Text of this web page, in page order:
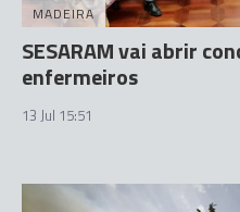
MADEIRA
SESARAM vai abrir
enfermeiros
13 Jul 15:51